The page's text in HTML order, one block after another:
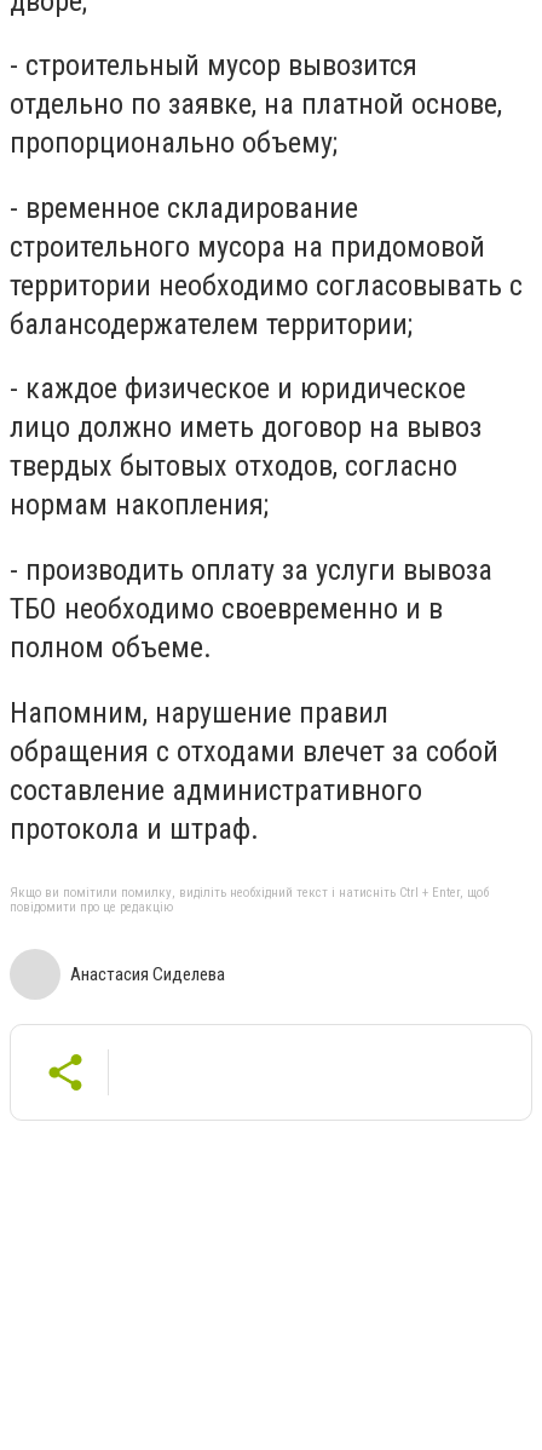
- строительный мусор вывозится
отдельно по заявке, на платной основе,
пропорционально объему;
- временное складирование
строительного мусора на придомовой
территории необходимо согласовывать с
балансодержателем территории;
- каждое физическое и юридическое
лицо должно иметь договор на вывоз
твердых бытовых отходов, согласно
нормам накопления;
- производить оплату за услуги вывоза
ТБО необходимо своевременно и в
полном объеме.
Напомним, нарушение правил
обращения с отходами влечет за собой
составление административного
протокола и штраф.
Якщо ви помітили помилку, виділіть необхідний текст і натисніть Ctrl + Enter, щоб
повідомити про це редакцію
Анастасия Сиделева